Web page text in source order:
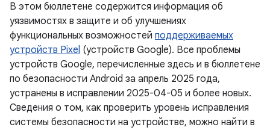
В этом бюллетене содержится информация об
уязвимостях в защите и об улучшениях
функциональных возможностей поддерживаемых
устройств Pixel (устройств Google). Все проблемы
устройств Google, перечисленные здесь и в бюллетене
по безопасности Android за апрель 2025 года,
устранены в исправлении 2025-04-05 и более новых.
Сведения о том, как проверить уровень исправления
системы безопасности на устройстве, можно найти в